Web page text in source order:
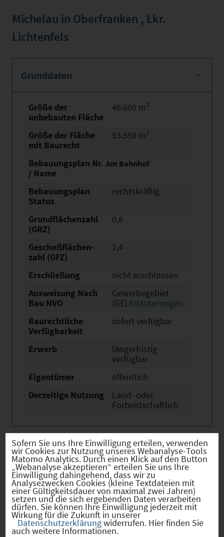
Michelau in Oberfranken , Lkr.
Lichtenfels
Grunddaten
Größe der
unbebauten Fläche
46.600 m²
Größe der Fläche
mit Baurecht
53.550 m²
Bebauungsplan Nr.
/ Name
Am Bahnhof
Bebauungsplan
Status
rechtskräftig
Grundflächen­zahl
(GRZ)
0,8
Geschoßflächen­
zahl (GFZ)
2,4
Erschließung
nicht erschlossen
Ausweisung Nach
Bau NVO
Gewerbegebiet
(GE) Erläuterungen
Baurechtliche
Verfügbarkeit
sofort verfügbar
Erwerb
längerfristig
verfügbar
Eigentümer
öffentlich
Derzeitige Nutzung
Land- oder
Fortwirtschaftlich
Verkehr
Infrastruktur
Sofern Sie uns Ihre Einwilligung erteilen, verwenden
wir Cookies zur Nutzung unseres Webanalyse-Tools
Matomo Analytics. Durch einen Klick auf den Button
„Webanalyse akzeptieren“ erteilen Sie uns Ihre
Einwilligung dahingehend, dass wir zu
Analysezwecken Cookies (kleine Textdateien mit
einer Gültigkeitsdauer von maximal zwei Jahren)
setzen und die sich ergebenden Daten verarbeiten
dürfen. Sie können Ihre Einwilligung jederzeit mit
Wirkung für die Zukunft in unserer
Datenschutzerklärungwiderrufen. Hier finden Sie
auch weitere Informationen.